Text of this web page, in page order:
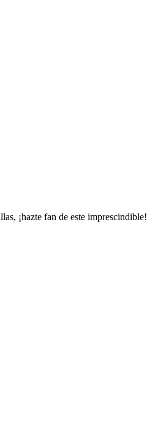
¡hazte fan de este imprescindible!